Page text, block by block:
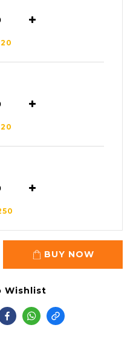
BUY NOW
Wishlist